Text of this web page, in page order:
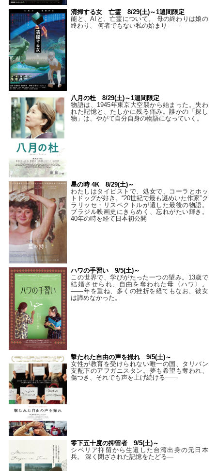
清掃する女 亡霊 8/29(土)～1週間限定
能と、AIと、亡霊について。 母の終わりは娘の
終わり、 何者でもない私の始まり――
八月の杜 8/29(土)～1週間限定
物語は、1945年東京大空襲から始まった。失わ
れた記憶と、たしかに残る痛み。誰かの「探し
物」は、やがて自分自身の物語になっていく。
星の時 4K 8/29(土)～
わたしはタイピストで、処⼥で、コーラとホッ
トドッグが好き。“20世紀で最も謎めいた作家”ク
ラリッセ・リスペクトルが遺した最後の物語。
ブラジル映画史にきらめく、忘れがたい輝き。
40年の時を経て⽇本初公開
ハワの手習い 9/5(土)～
この世界で、学びがたった一つの望み。13歳で
結婚させられ、自由を奪われた母〈ハワ〉。
——年を重ね、多くの挫折を経てもなお、彼女
は諦めなかった。
撃たれた自由の声を撮れ 9/5(土)～
女性が教育を受けられない唯一の国、タリバン
支配下のアフガニスタン。夢も希望も奪われ、
傷つき、それでも声を上げ続ける——
零下五十度の抑留者 9/5(土)～
シベリア抑留から生還した台湾出身の元日本
兵。 深く閉ざされた記憶をたどる—